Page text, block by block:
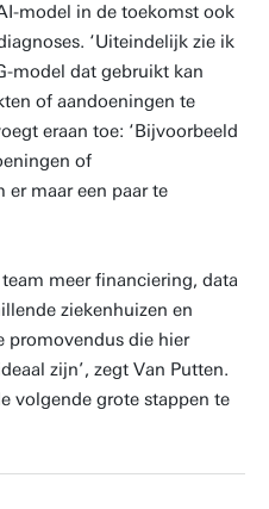
model in de toekomst ook
‘Uiteindelijk zie ik
model dat gebruikt kan
of aandoeningen te
eraan toe: ‘Bijvoorbeeld
of
maar een paar te
meer financiering, data
ziekenhuizen en
promovendus die hier
zijn’, zegt Van Putten.
volgende grote stappen te